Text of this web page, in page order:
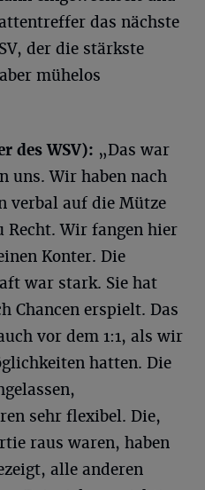
das nächste
der die stärkste
mühelos
des WSV): „Das war
uns. Wir haben nach
verbal auf die Mütze
Recht. Wir fangen hier
Konter. Die
war stark. Sie hat
Chancen erspielt. Das
vor dem 1:1, als wir
hatten. Die
sehr flexibel. Die,
raus waren, haben
alle anderen